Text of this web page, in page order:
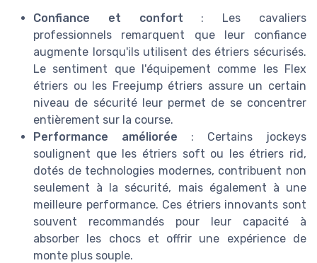
Confiance et confort : Les cavaliers
professionnels remarquent que leur confiance
augmente lorsqu'ils utilisent des étriers sécurisés.
Le sentiment que l'équipement comme les Flex
étriers ou les Freejump étriers assure un certain
niveau de sécurité leur permet de se concentrer
entièrement sur la course.
Performance améliorée : Certains jockeys
soulignent que les étriers soft ou les étriers rid,
dotés de technologies modernes, contribuent non
seulement à la sécurité, mais également à une
meilleure performance. Ces étriers innovants sont
souvent recommandés pour leur capacité à
absorber les chocs et offrir une expérience de
monte plus souple.